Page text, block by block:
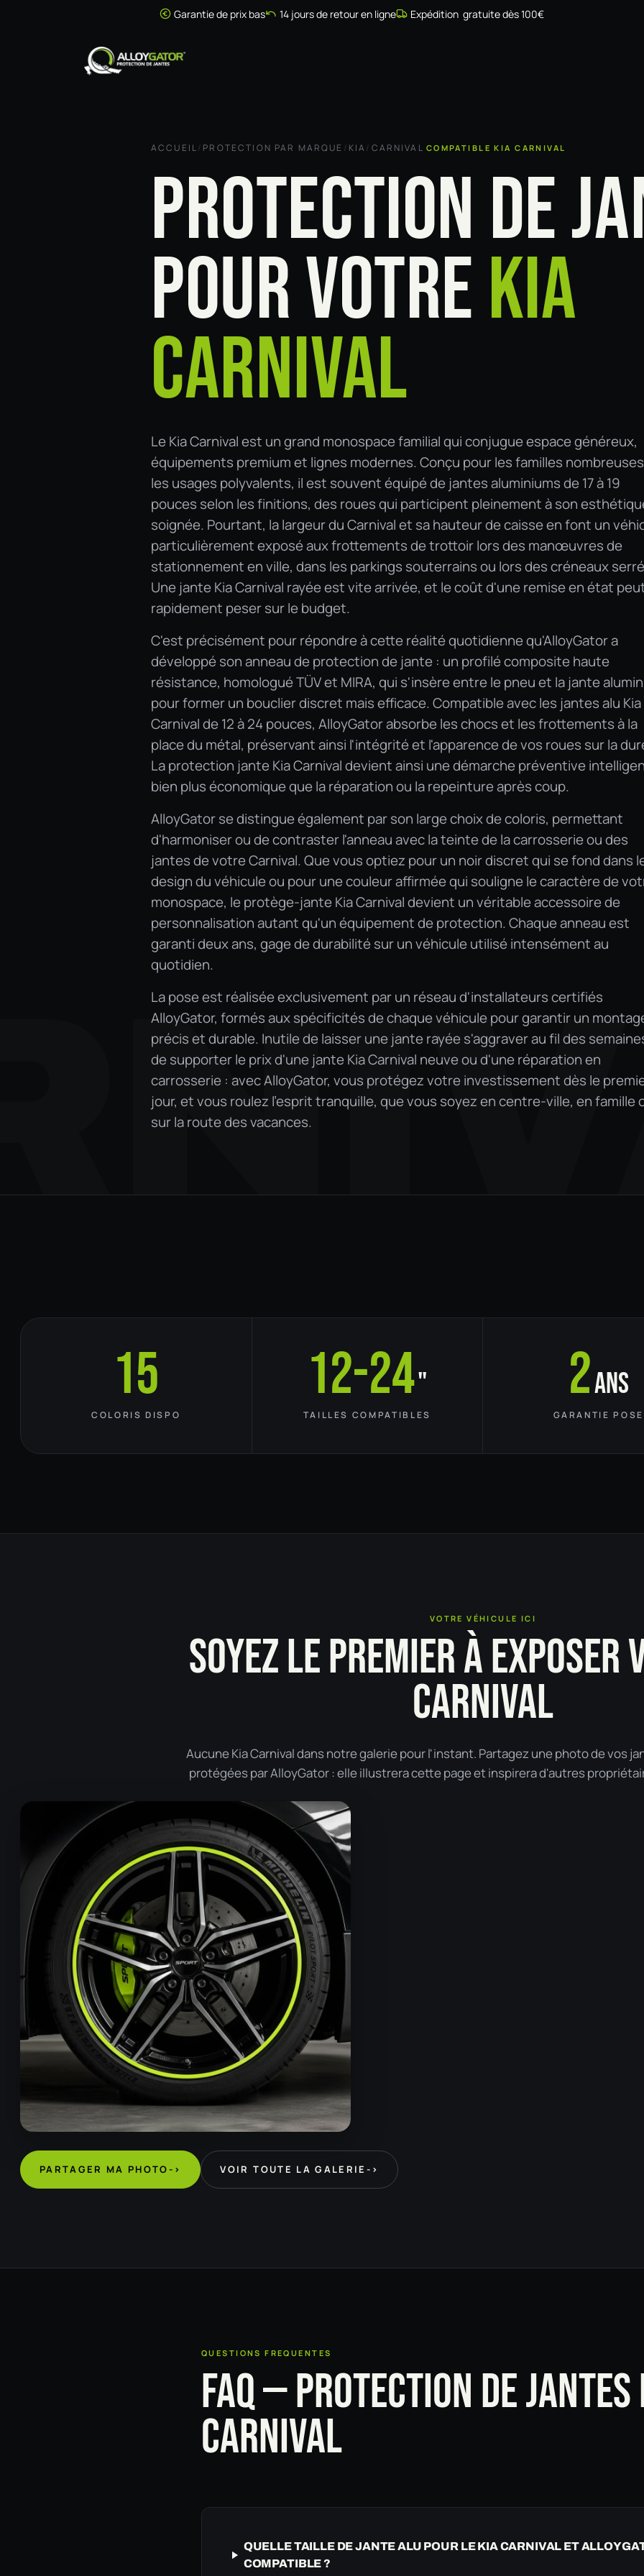
Garantie de prix bas 14 jours de retour en ligne Expédition gratuite dès 100€
ACCUEIL/ PROTECTION PAR MARQUE / KIA / CARNIVAL COMPATIBLE KIA CARNIVAL
PROTECTION DE
POUR VOTREKIA
CARNIVAL
Le Kia Carnival est un grand monospace familial qui conjugue espace généreux,
équipements premium et lignes modernes. Conçu pour les familles
les usages polyvalents, il est souvent équipé de jantes aluminiums de 17 à 19
pouces selon les finitions, des roues qui participent pleinement à son
soignée. Pourtant, la largeur du Carnival et sa hauteur de caisse en font un
particulièrement exposé aux frottements de trottoir lors des manœuvres de
stationnement en ville, dans les parkings souterrains ou lors des créneaux
Une jante Kia Carnival rayée est vite arrivée, et le coût d'une remise en état
rapidement peser sur le budget.
C'est précisément pour répondre à cette réalité quotidienne qu'AlloyGator a
développé son anneau de protection de jante : un profilé composite haute
résistance, homologué TÜV et MIRA, qui s'insère entre le pneu et la jante
pour former un bouclier discret mais efficace. Compatible avec les jantes alu Kia
Carnival de 12 à 24 pouces, AlloyGator absorbe les chocs et les frottements à la
place du métal, préservant ainsi l'intégrité et l'apparence de vos roues sur la
La protection jante Kia Carnival devient ainsi une démarche préventive
bien plus économique que la réparation ou la repeinture après coup.
AlloyGator se distingue également par son large choix de coloris, permettant
d'harmoniser ou de contraster l'anneau avec la teinte de la carrosserie ou des
jantes de votre Carnival. Que vous optiez pour un noir discret qui se fond dans
design du véhicule ou pour une couleur affirmée qui souligne le caractère de
monospace, le protège-jante Kia Carnival devient un véritable accessoire de
personnalisation autant qu'un équipement de protection. Chaque anneau est
garanti deux ans, gage de durabilité sur un véhicule utilisé intensément au
quotidien.
La pose est réalisée exclusivement par un réseau d'installateurs certifiés
AlloyGator, formés aux spécificités de chaque véhicule pour garantir un
précis et durable. Inutile de laisser une jante rayée s'aggraver au fil des
de supporter le prix d'une jante Kia Carnival neuve ou d'une réparation en
carrosserie : avec AlloyGator, vous protégez votre investissement dès le
jour, et vous roulez l'esprit tranquille, que vous soyez en centre-ville, en famille
sur la route des vacances.
15
COLORIS DISPO
12-24"
TAILLES COMPATIBLES
2ans
GARANTIE POSE
VOTRE VÉHICULE ICI
SOYEZ LE PREMIER À EXPOSER
CARNIVAL
Aucune Kia Carnival dans notre galerie pour l'instant. Partagez une photo de vos
protégées par AlloyGator : elle illustrera cette page et inspirera d'autres
PARTAGER MA PHOTO-> VOIR TOUTE LA GALERIE ->
QUESTIONS FREQUENTES
FAQ — PROTECTION DE
CARNIVAL
QUELLE TAILLE DE JANTE ALU POUR LE KIA CARNIVAL ET
COMPATIBLE ?